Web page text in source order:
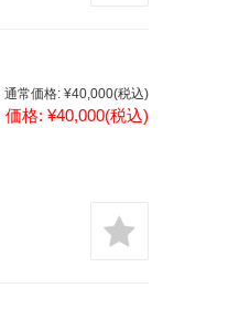
通常価格: ¥40,000(税込)
価格: ¥40,000(税込)